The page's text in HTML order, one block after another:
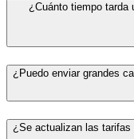
¿Cuánto tiempo tarda
¿Puedo enviar grandes
¿Se actualizan las